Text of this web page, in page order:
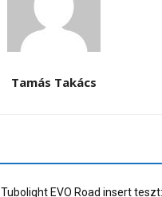
Tamás Takács
Tubolight EVO Road insert